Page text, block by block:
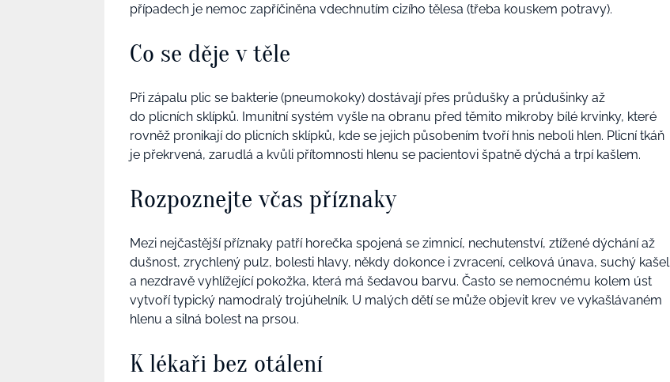
případech je nemoc zapříčiněna vdechnutím cizího tělesa (třeba kouskem potravy).
Co se děje v těle
Při zápalu plic se bakterie (pneumokoky) dostávají přes průdušky a průdušinky až
do plicních sklípků. Imunitní systém vyšle na obranu před těmito mikroby bílé krvinky, které
rovněž pronikají do plicních sklípků, kde se jejich působením tvoří hnis neboli hlen. Plicní tkáň
je překrvená, zarudlá a kvůli přítomnosti hlenu se pacientovi špatně dýchá a trpí kašlem.
Rozpoznejte včas příznaky
Mezi nejčastější příznaky patří horečka spojená se zimnicí, nechutenství, ztížené dýchání až
dušnost, zrychlený pulz, bolesti hlavy, někdy dokonce i zvracení, celková únava, suchý kašel
a nezdravě vyhlížející pokožka, která má šedavou barvu. Často se nemocnému kolem úst
vytvoří typický namodralý trojúhelník. U malých dětí se může objevit krev ve vykašlávaném
hlenu a silná bolest na prsou.
K lékaři bez otálení